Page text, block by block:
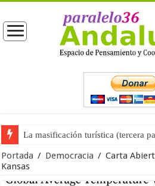
La opinión pública ante las
Portada / Democracia / Carta
Kansas